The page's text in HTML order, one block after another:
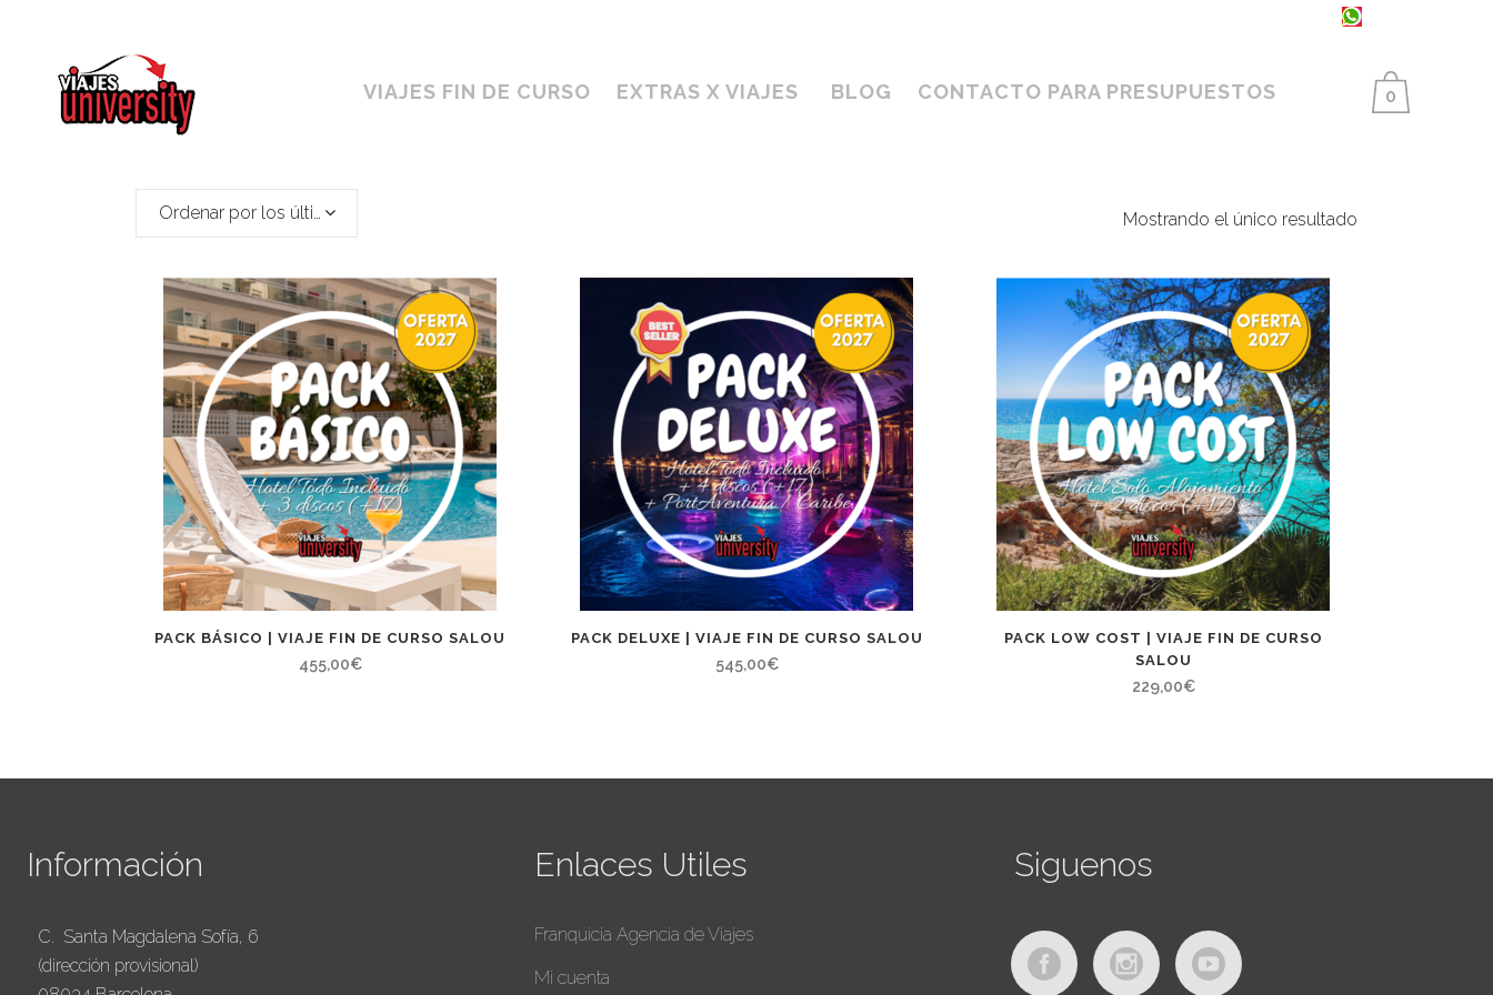
0
VIAJES FIN DE CURSO EXTRAS X VIAJES BLOG CONTACTO PARA PRESUPUESTOS
Mostrando el único resultado
Ordenar por los últimos
PACK BÁSICO | VIAJE FIN DE CURSO SALOU
455,00€
PACK DELUXE | VIAJE FIN DE CURSO SALOU
545,00€
PACK LOW COST | VIAJE FIN DE CURSO
SALOU
229,00€
Información
C. Santa Magdalena Sofía, 6
(dirección provisional)
Enlaces Utiles
Franquicia Agencia de Viajes
Mi cuenta
Siguenos